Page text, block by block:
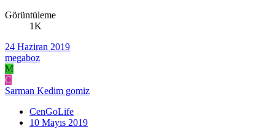
Görüntüleme
1K
24 Haziran 2019
megaboz
M
C
Sarman Kedim gomiz
CenGoLife
10 Mayıs 2019